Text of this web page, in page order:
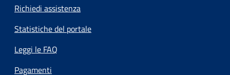
Richiedi assistenza
Statistiche del portale
Leggi le FAQ
Pagamenti